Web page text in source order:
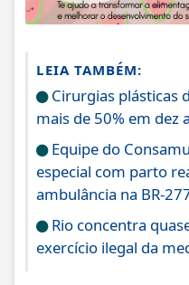
LEIA TAMBÉM:
Cirurgias plásticas
mais de 50% em dez
Equipe do
especial com parto
ambulância na BR-
Rio concentra
exercício ilegal da